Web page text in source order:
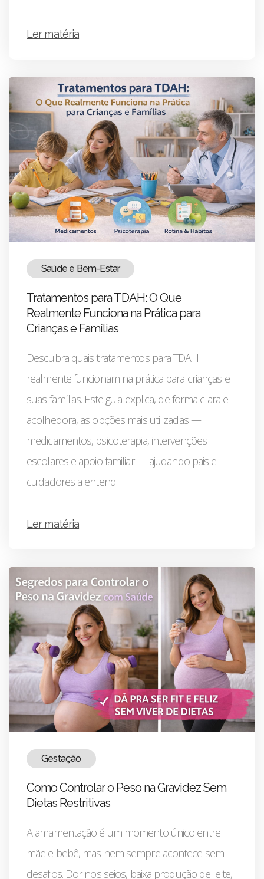
Ler matéria
Saúde e Bem-Estar
Tratamentos para TDAH: O Que
Realmente Funciona na Prática para
Crianças e Famílias
Descubra quais tratamentos para TDAH
realmente funcionam na prática para crianças e
suas famílias. Este guia explica, de forma clara e
acolhedora, as opções mais utilizadas —
medicamentos, psicoterapia, intervenções
escolares e apoio familiar — ajudando pais e
cuidadores a entend
Ler matéria
Gestação
Como Controlar o Peso na Gravidez Sem
Dietas Restritivas
A amamentação é um momento único entre
mãe e bebê, mas nem sempre acontece sem
desafios. Dor nos seios, baixa produção de leite,